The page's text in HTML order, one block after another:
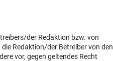
der Redaktion bzw. von
Redaktion/der Betreiber von den
vor, gegen geltendes Recht